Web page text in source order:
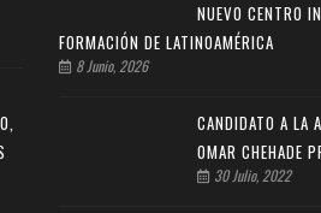
NUEVO CENTRO
FORMACIÓN DE LATINOAMÉRICA
8 Junio, 2026
CANDIDATO A LA
OMAR CHEHADE
30 Julio, 2022